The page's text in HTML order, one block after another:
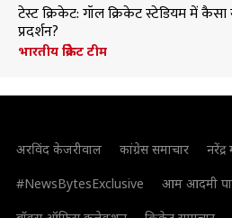
टेस्ट क्रिकेट: गॉल क्रिकेट स्टेडियम में
प्रदर्शन?
भारतीय क्रिकेट टीम
अरविंद केजरीवाल कांग्रेस समाचार नरेंद्र
#NewsBytesExclusive
आम आदमी